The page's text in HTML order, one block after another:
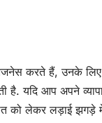
करते हैं, उनके
है. यदि आप अपने
को लेकर लड़ाई झगड़े